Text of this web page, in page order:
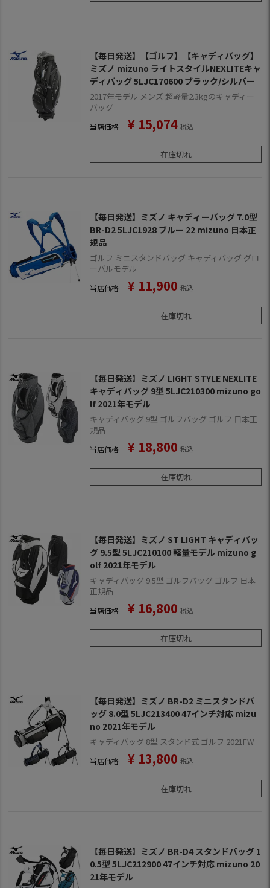
【毎日発送】【ゴルフ】【キャディバッグ】
ミズノ mizuno ライトスタイルNEXLITEキャ
ディバッグ 5LJC170600 ブラック/シルバー
2017年モデル メンズ 超軽量2.3kgのキャディー
バッグ
当店価格 ¥ 15,074 税込
在庫切れ
【毎日発送】ミズノ キャディーバッグ 7.0型
BR-D2 5LJC1928 ブルー 22 mizuno 日本正
規品
ゴルフ ミニスタンドバッグ キャディバッグ グロ
ーバルモデル
当店価格 ¥ 11,900 税込
在庫切れ
【毎日発送】ミズノ LIGHT STYLE NEXLITE
キャディバッグ 9型 5LJC210300 mizuno go
lf 2021年モデル
キャディバッグ 9型 ゴルフバッグ ゴルフ 日本正
規品
当店価格 ¥ 18,800 税込
在庫切れ
【毎日発送】ミズノ ST LIGHT キャディバッ
グ 9.5型 5LJC210100 軽量モデル mizuno g
olf 2021年モデル
キャディバッグ 9.5型 ゴルフバッグ ゴルフ 日本
正規品
当店価格 ¥ 16,800 税込
在庫切れ
【毎日発送】ミズノ BR-D2 ミニスタンドバ
ッグ 8.0型 5LJC213400 47インチ対応 mizu
no 2021年モデル
キャディバッグ 8型 スタンド式 ゴルフ 2021FW
当店価格 ¥ 13,800 税込
在庫切れ
【毎日発送】ミズノ BR-D4 スタンドバッグ 1
0.5型 5LJC212900 47インチ対応 mizuno 20
21年モデル